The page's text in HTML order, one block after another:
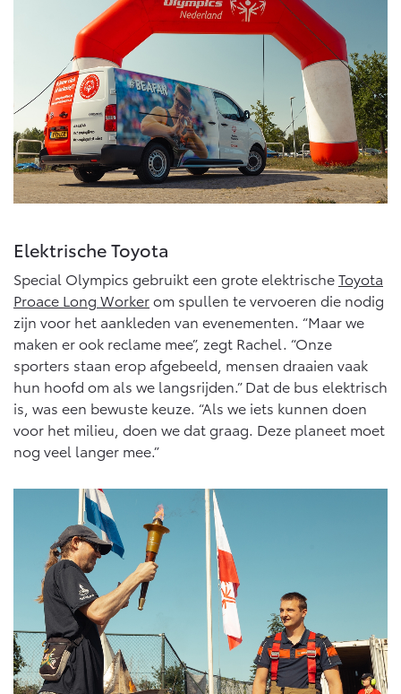
Elektrische Toyota
Special Olympics gebruikt een grote elektrischeToyota
Proace Long Workerom spullen te vervoeren die nodig
zijn voor het aankleden van evenementen. “Maar we
maken er ook reclame mee”, zegt Rachel. “Onze
sporters staan erop afgebeeld, mensen draaien vaak
hun hoofd om als we langsrijden.” Dat de bus elektrisch
is, was een bewuste keuze. “Als we iets kunnen doen
voor het milieu, doen we dat graag. Deze planeet moet
nog veel langer mee.”